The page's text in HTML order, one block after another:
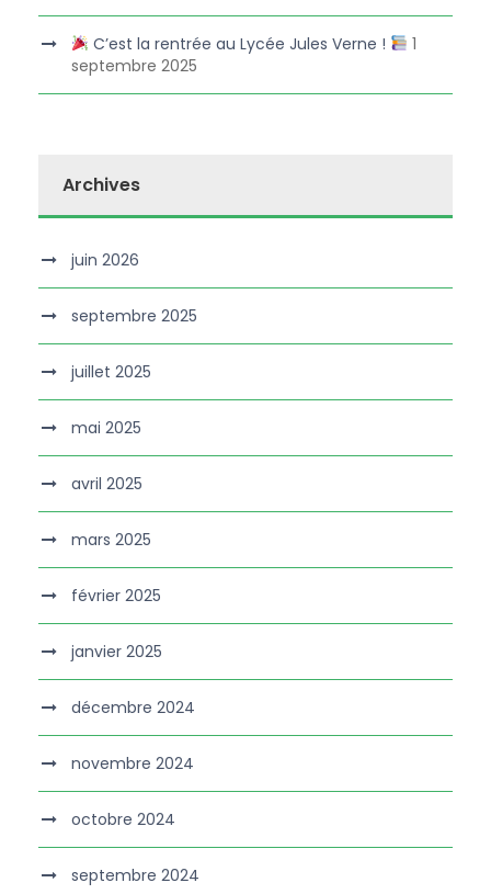
C’est la rentrée au Lycée Jules Verne !
1
septembre 2025
Archives
juin 2026
septembre 2025
juillet 2025
mai 2025
avril 2025
mars 2025
février 2025
janvier 2025
décembre 2024
novembre 2024
octobre 2024
septembre 2024